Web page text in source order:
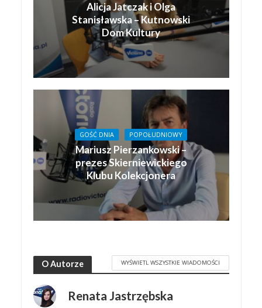
Alicja Jatczak i Olga
Stanisławska – Kutnowski
Dom Kultury
GOŚĆ DNIA POPOŁUDNIOWY
Mariusz Pierzankowski –
prezes Skierniewickiego
Klubu Kolekcjonera
O Autorze WYŚWIETL WSZYSTKIE WIADOMOŚCI
Renata Jastrzębska